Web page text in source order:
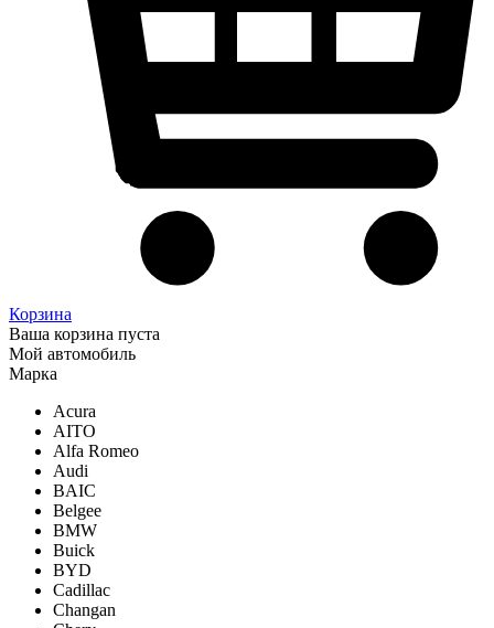
Корзина
Ваша корзина пуста
Мой автомобиль
Марка
Acura
AITO
Alfa Romeo
Audi
BAIC
Belgee
BMW
Buick
BYD
Cadillac
Changan